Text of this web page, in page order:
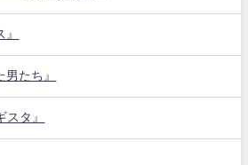
男たち』
スタ』